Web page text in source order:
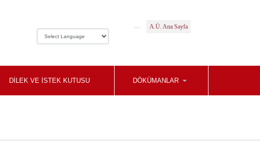
A.Ü. Ana Sayfa
DILEK VE İSTEK KUTUSU DÖKÜMANLAR